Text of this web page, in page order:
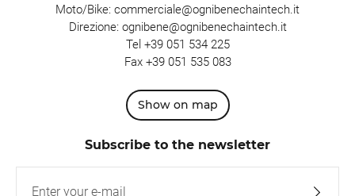
Moto/Bike: commerciale@ognibenechaintech.it
Direzione: ognibene@ognibenechaintech.it
Tel +39 051 534 225
Fax +39 051 535 083
Show on map
Subscribe to the newsletter